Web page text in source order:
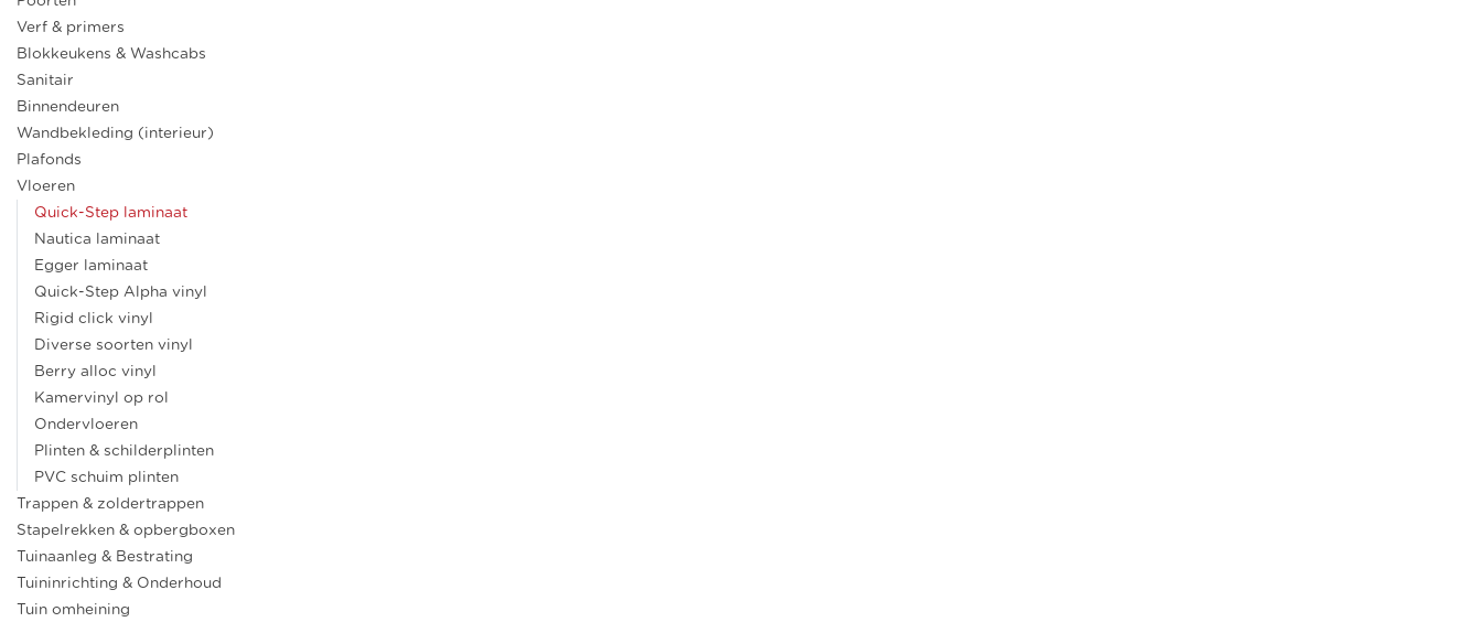
Verf & primers
Blokkeukens & Washcabs
Sanitair
Binnendeuren
Wandbekleding (interieur)
Plafonds
Vloeren
Quick-Step laminaat
Nautica laminaat
Egger laminaat
Quick-Step Alpha vinyl
Rigid click vinyl
Diverse soorten vinyl
Berry alloc vinyl
Kamervinyl op rol
Ondervloeren
Plinten & schilderplinten
PVC schuim plinten
Trappen & zoldertrappen
Stapelrekken & opbergboxen
Tuinaanleg & Bestrating
Tuininrichting & Onderhoud
Tuin omheining